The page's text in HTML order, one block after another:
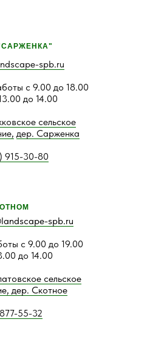
spb.ru
с 9.00 до 18.00
до 14.00
сельское
дер. Сарженка
915-30-80
spb.ru
с 9.00 до 19.00
до 14.00
сельское
дер. Скотное
55-32